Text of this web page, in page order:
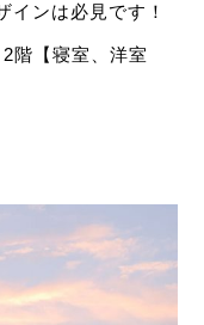
インは必見です！
階【寝室、洋室